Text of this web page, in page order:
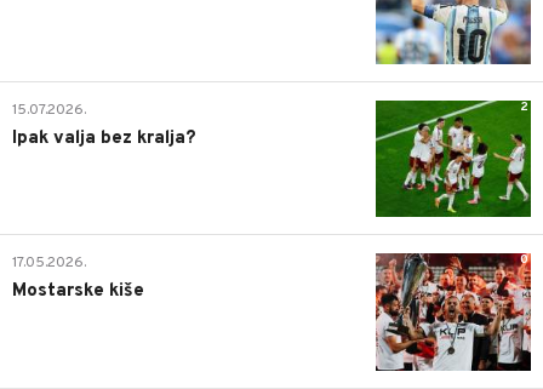
2
15.07.2026.
Ipak valja bez kralja?
0
17.05.2026.
Mostarske kiše